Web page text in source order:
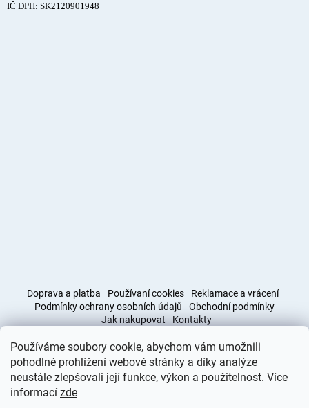
Používáme soubory cookie, abychom vám umožnili
pohodlné prohlížení webové stránky a díky analýze
neustále zlepšovali její funkce, výkon a použitelnost. Více
informací zde
IČ DPH: SK2120901948
Doprava a platba Používaní cookies
Reklamace a vrácení
Podmínky ochrany osobních údajů
Obchodní podmínky
Jak nakupovat
Kontakty
Obchodní podmínky Doprava a platba